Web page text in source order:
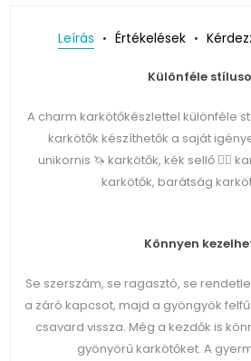
Leírás Értékelések
Különféle
A charm karkötőkészlettel különféle
karkötők készíthetők a saját
unikornis 🦄 karkötők, kék sellő 🧜‍♀️
karkötők, barátság
Könnyen
Se szerszám, se ragasztó, se
a záró kapcsot, majd a gyöngyök
csavard vissza. Még a kezdők is
gyönyörű karkötőket. A